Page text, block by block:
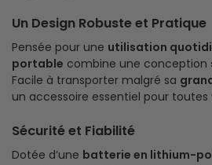
Un Design Robuste et Pratique
Pensée pour une utilisation
portable combine une conception
Facile à transporter malgré sa
un accessoire essentiel pour toutes
Sécurité et Fiabilité
Dotée d’une batterie en lithium-